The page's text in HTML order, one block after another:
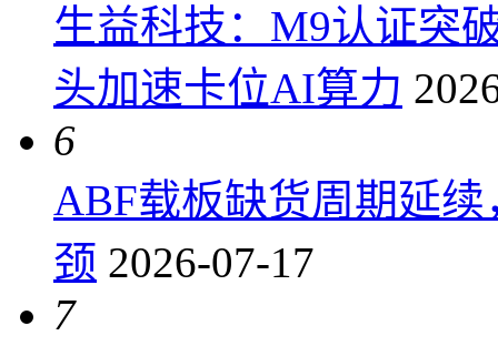
生益科技：M9认证突
头加速卡位AI算力
6
ABF载板缺货周期延
颈 2026-07-17
7